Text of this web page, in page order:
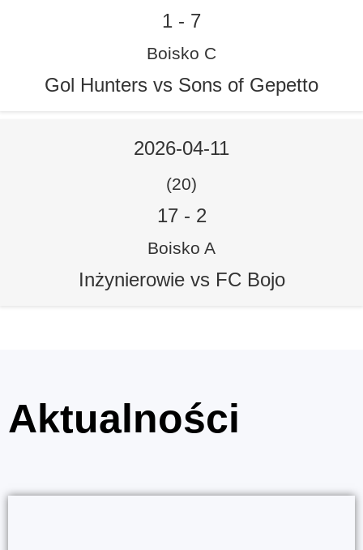
1 - 7
Boisko C
Gol Hunters vs Sons of Gepetto
2026-04-11
(20)
17- 2
Boisko A
Inżynierowie vs FC Bojo
Aktualności